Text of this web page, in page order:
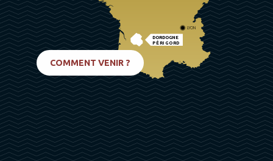
DORDOGNE
PÉRIGORD
LYON
COMMENT VENIR ?